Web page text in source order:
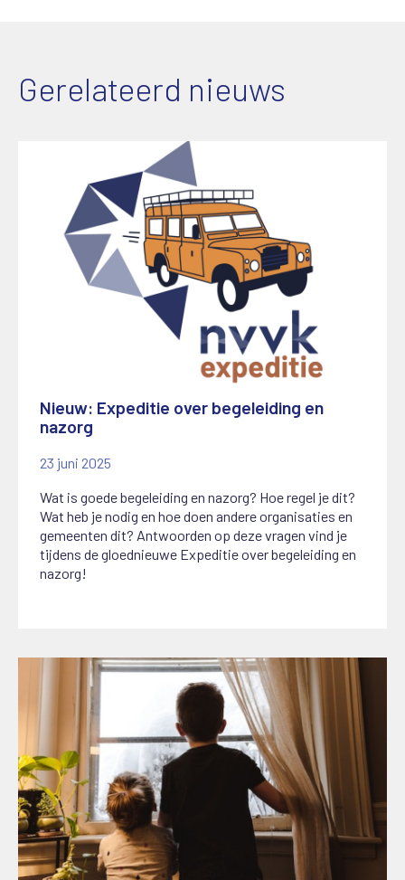
Gerelateerd nieuws
Nieuw: Expeditie over begeleiding en
nazorg
23 juni 2025
Wat is goede begeleiding en nazorg? Hoe regel je dit?
Wat heb je nodig en hoe doen andere organisaties en
gemeenten dit? Antwoorden op deze vragen vind je
tijdens de gloednieuwe Expeditie over begeleiding en
nazorg!